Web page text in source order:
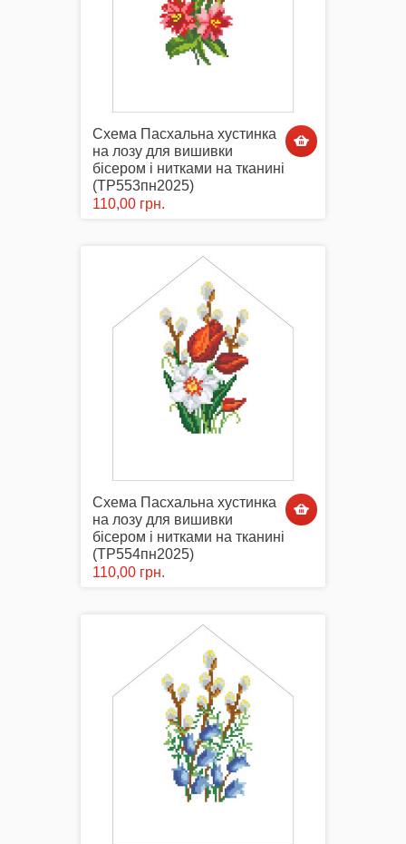
Схема Пасхальна хустинка
на лозу для вишивки
бісером і нитками на тканині
(ТР553пн2025)
110,00 грн.
Схема Пасхальна хустинка
на лозу для вишивки
бісером і нитками на тканині
(ТР554пн2025)
110,00 грн.